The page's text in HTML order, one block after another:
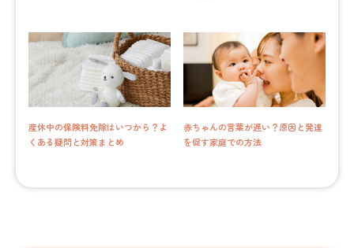
産休中の保険料免除はいつから？よ
くある疑問と対策まとめ
赤ちゃんの言葉が遅い？原因と発達
を促す家庭での方法